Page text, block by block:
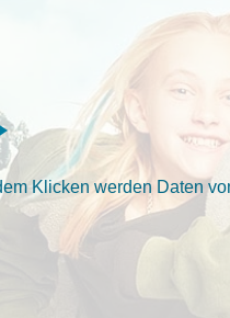
Klicken werden Daten